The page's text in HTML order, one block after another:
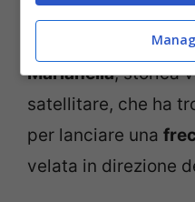
trasferimento alla
Sky
Marianella, storica
satellitare, che ha
per lanciare una
velata in direzione